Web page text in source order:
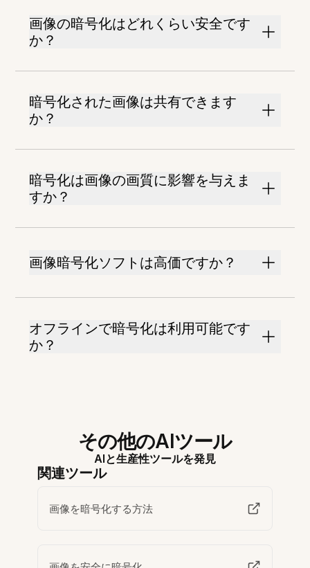
画像の暗号化はどれくらい安全です
か？
暗号化された画像は共有できます
か？
暗号化は画像の画質に影響を与えま
すか？
画像暗号化ソフトは高価ですか？
オフラインで暗号化は利用可能です
か？
その他のAIツール
AIと生産性ツールを発見
関連ツール
画像を暗号化する方法